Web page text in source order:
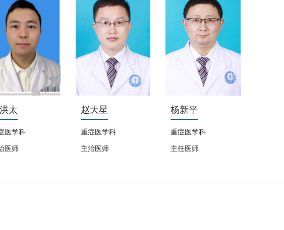
太
医学科
医师
赵天星
重症医学科
主治医师
杨新平
重症医学科
主任医师